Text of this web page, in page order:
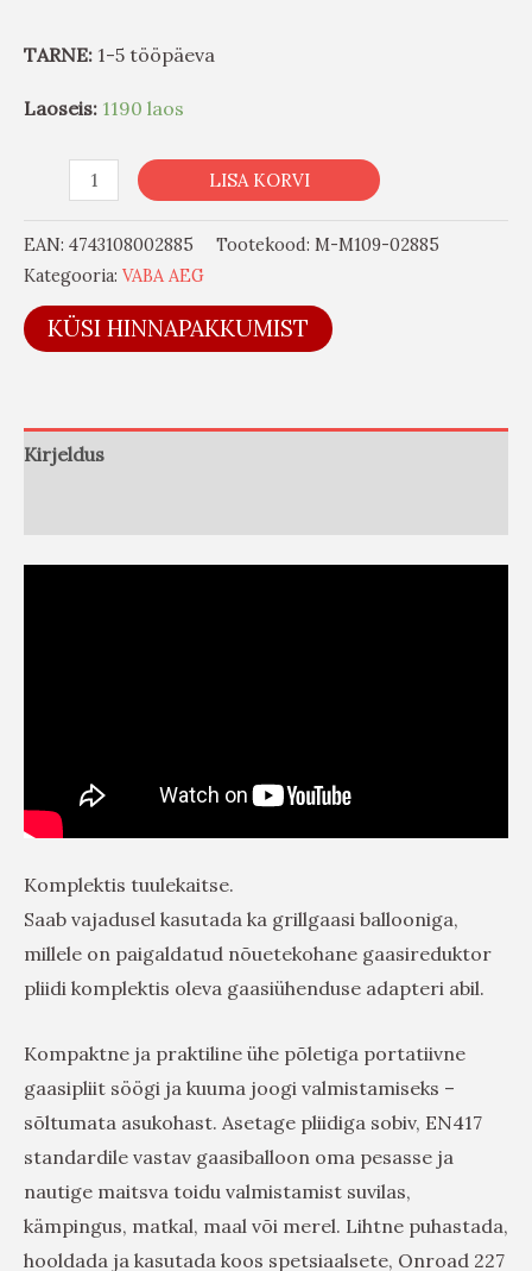
TARNE: 1-5 tööpäeva
Laoseis: 1190 laos
LISA KORVI
EAN: 4743108002885 Tootekood: M-M109-02885
Kategooria: VABA AEG
KÜSI HINNAPAKKUMIST
Kirjeldus
Komplektis tuulekaitse.
Saab vajadusel kasutada ka grillgaasi ballooniga,
millele on paigaldatud nõuetekohane gaasireduktor
pliidi komplektis oleva gaasiühenduse adapteri abil.
Kompaktne ja praktiline ühe põletiga portatiivne
gaasipliit söögi ja kuuma joogi valmistamiseks –
sõltumata asukohast. Asetage pliidiga sobiv, EN417
standardile vastav gaasiballoon oma pesasse ja
nautige maitsva toidu valmistamist suvilas,
kämpingus, matkal, maal või merel. Lihtne puhastada,
hooldada ja kasutada koos spetsiaalsete, Onroad 227